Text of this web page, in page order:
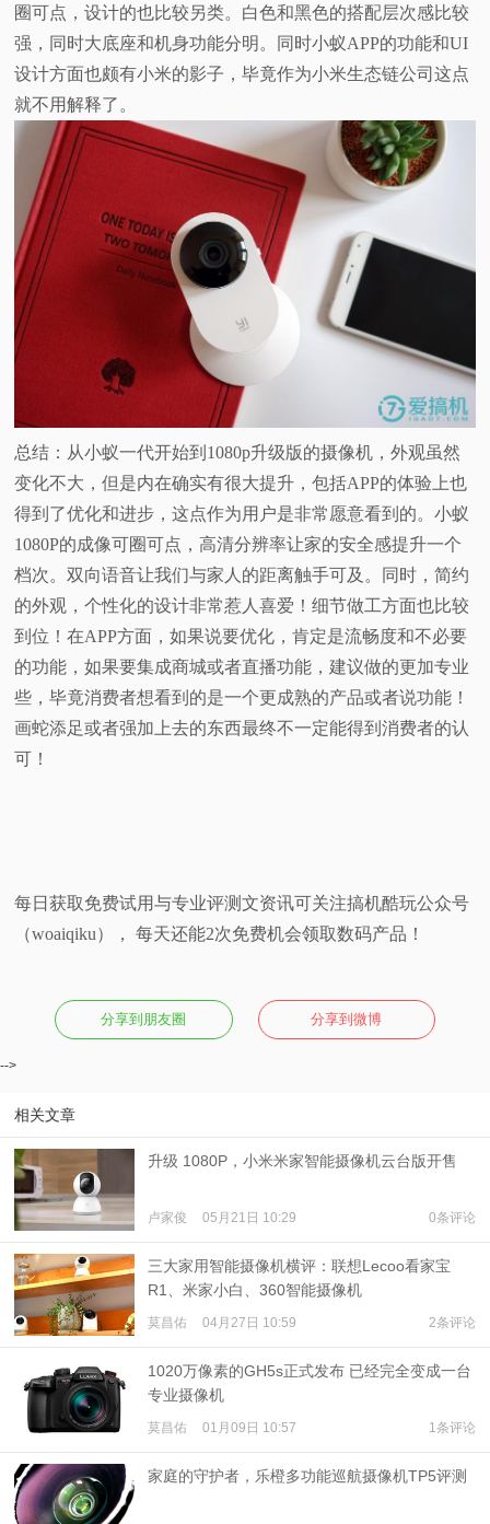
圈可点，设计的也比较另类。白色和黑色的搭配层次感比较
强，同时大底座和机身功能分明。同时小蚁APP的功能和UI
设计方面也颇有小米的影子，毕竟作为小米生态链公司这点
就不用解释了。
总结：从小蚁一代开始到1080p升级版的摄像机，外观虽然
变化不大，但是内在确实有很大提升，包括APP的体验上也
得到了优化和进步，这点作为用户是非常愿意看到的。小蚁
1080P的成像可圈可点，高清分辨率让家的安全感提升一个
档次。双向语音让我们与家人的距离触手可及。同时，简约
的外观，个性化的设计非常惹人喜爱！细节做工方面也比较
到位！在APP方面，如果说要优化，肯定是流畅度和不必要
的功能，如果要集成商城或者直播功能，建议做的更加专业
些，毕竟消费者想看到的是一个更成熟的产品或者说功能！
画蛇添足或者强加上去的东西最终不一定能得到消费者的认
可！
每日获取免费试用与专业评测文资讯可关注搞机酷玩公众号
（woaiqiku）， 每天还能2次免费机会领取数码产品！
分享到朋友圈 分享到微博
-->
相关文章
升级 1080P，小米米家智能摄像机云台版开售
卢家俊 05月21日 10:29 0条评论
三大家用智能摄像机横评：联想Lecoo看家宝
R1、米家小白、360智能摄像机
莫昌佑 04月27日 10:59 2条评论
1020万像素的GH5s正式发布 已经完全变成一台
专业摄像机
莫昌佑 01月09日 10:57 1条评论
家庭的守护者，乐橙多功能巡航摄像机TP5评测